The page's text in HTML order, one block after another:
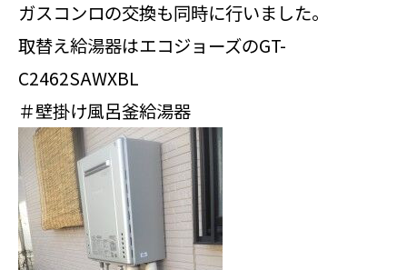
ガスコンロの交換も同時に行いました。
取替え給湯器はエコジョーズのGT-
C2462SAWXBL
＃壁掛け風呂釜給湯器